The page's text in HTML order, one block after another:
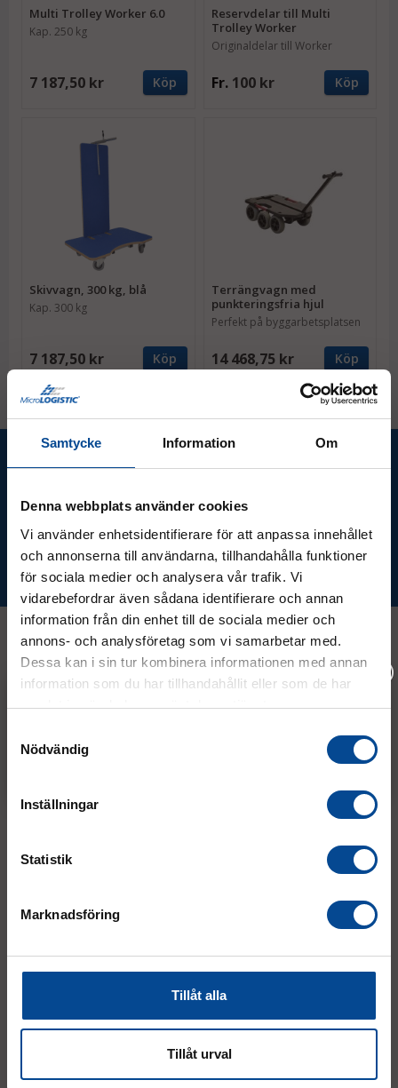
Samtycke Information Om
Denna webbplats använder cookies
Vi använder enhetsidentifierare för att anpassa innehållet
och annonserna till användarna, tillhandahålla funktioner
för sociala medier och analysera vår trafik. Vi
vidarebefordrar även sådana identifierare och annan
information från din enhet till de sociala medier och
annons- och analysföretag som vi samarbetar med.
Dessa kan i sin tur kombinera informationen med annan
information som du har tillhandahållit eller som de har
samlat in när du har använt deras tjänster.
Nödvändig
Inställningar
Statistik
Marknadsföring
Tillåt alla
Tillåt urval
Multi Trolley Worker 6.0
Kap. 250 kg
7 187,50 kr Köp
Reservdelar till Multi
Trolley Worker
Originaldelar till Worker
Fr. 100 kr Köp
Skivvagn, 300 kg, blå
Kap. 300 kg
7 187,50 kr Köp
Terrängvagn med
punkteringsfria hjul
Perfekt på byggarbetsplatsen
14 468,75 kr Köp
Ta del av våra bästa erbjudanden &
Prenumerera
Kontakt
08 - 544 401 50
support@micrologistic.com
Tumstocksvägen 11 A (
AVVIKANDE ÖPPETTIDER